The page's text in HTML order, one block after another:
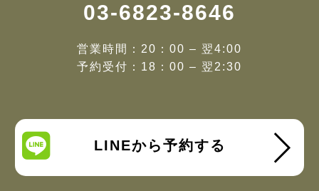
03-6823-8646
営業時間：20：00 – 翌4:00
予約受付：18：00 – 翌2:30
LINEから予約する